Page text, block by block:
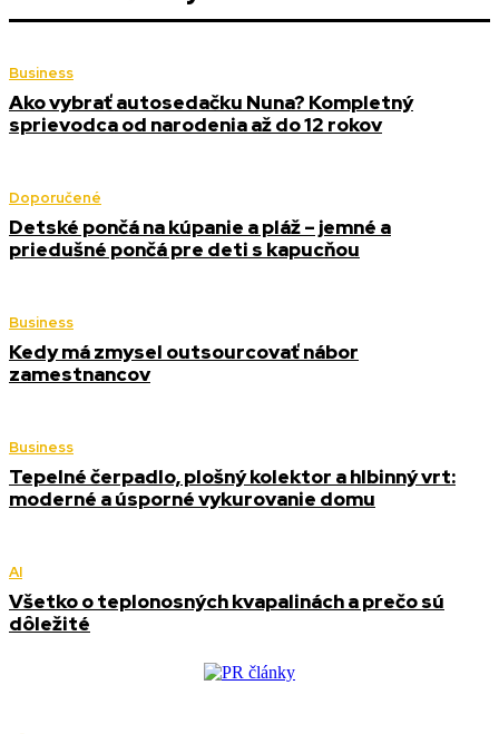
Business
Ako vybrať autosedačku Nuna? Kompletný
sprievodca od narodenia až do 12 rokov
Doporučené
Detské pončá na kúpanie a pláž – jemné a
priedušné pončá pre deti s kapucňou
Business
Kedy má zmysel outsourcovať nábor
zamestnancov
Business
Tepelné čerpadlo, plošný kolektor a hlbinný vrt:
moderné a úsporné vykurovanie domu
AI
Všetko o teplonosných kvapalinách a prečo sú
dôležité